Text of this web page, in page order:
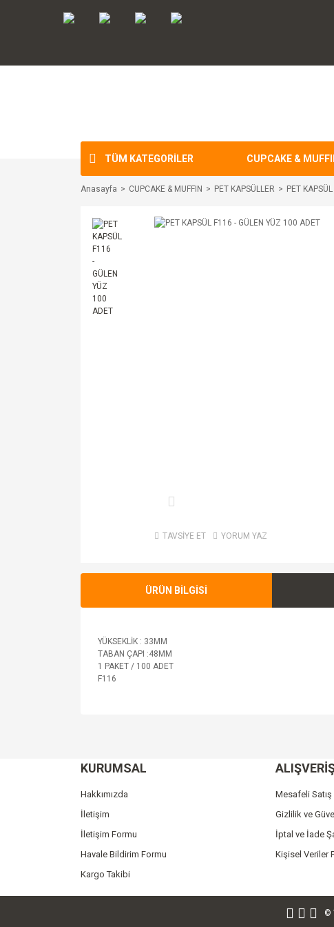
TÜM KATEGORİLER CUPCAKE &
Anasayfa CUPCAKE & MUFFIN PET KAPSÜLLER PET
TAVSİYE ET YORUM YAZ
ÜRÜN BİLGİSİ
YÜKSEKLİK : 33MM
TABAN ÇAPI :48MM
1 PAKET / 100 ADET
F116
Ürün resmi kalitesiz, bozuk veya görüntülenemiyor.
KURUMSAL
Hakkımızda
İletişim
İletişim Formu
Havale Bildirim Formu
Kargo Takibi
Mesafeli
Gizlilik ve
İptal ve İade
Kişisel Veriler
©